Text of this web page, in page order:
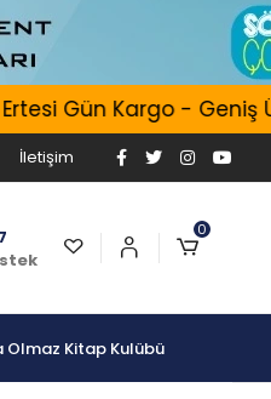
Gün Kargo - Geniş
İletişim
0
Olmaz Kitap Kulübü